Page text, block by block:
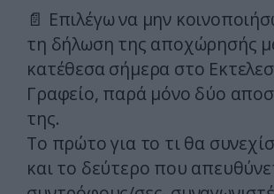
📄 Επιλέγω να μην
τη δήλωση της αποχώρησής
κατέθεσα σήμερα στο
Γραφείο, παρά μόνο δύο
της.
Το πρώτο για το τι θα
και το δεύτερο που